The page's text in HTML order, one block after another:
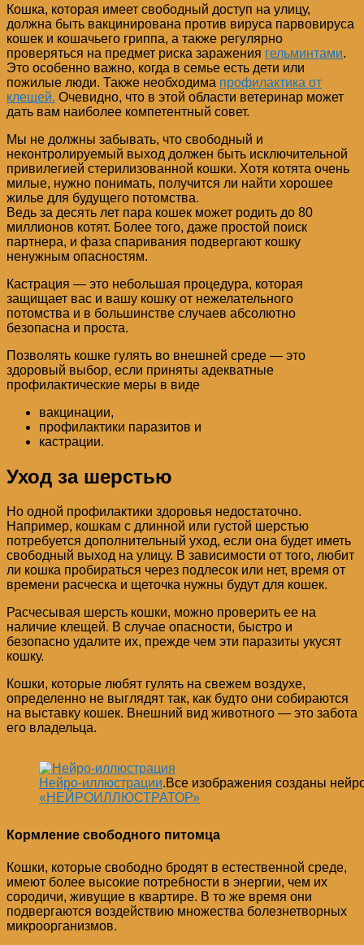
Кошка, которая имеет свободный доступ на улицу,
должна быть вакцинирована против вируса парвовируса
кошек и кошачьего гриппа, а также регулярно
проверяться на предмет риска заражения гельминтами.
Это особенно важно, когда в семье есть дети или
пожилые люди. Также необходима профилактика от
клещей. Очевидно, что в этой области ветеринар может
дать вам наиболее компетентный совет.
Мы не должны забывать, что свободный и
неконтролируемый выход должен быть исключительной
привилегией стерилизованной кошки. Хотя котята очень
милые, нужно понимать, получится ли найти хорошее
жилье для будущего потомства.
Ведь за десять лет пара кошек может родить до 80
миллионов котят. Более того, даже простой поиск
партнера, и фаза спаривания подвергают кошку
ненужным опасностям.
Кастрация — это небольшая процедура, которая
защищает вас и вашу кошку от нежелательного
потомства и в большинстве случаев абсолютно
безопасна и проста.
Позволять кошке гулять во внешней среде — это
здоровый выбор, если приняты адекватные
профилактические меры в виде
вакцинации,
профилактики паразитов и
кастрации.
Уход за шерстью
Но одной профилактики здоровья недостаточно.
Например, кошкам с длинной или густой шерстью
потребуется дополнительный уход, если она будет иметь
свободный выход на улицу. В зависимости от того, любит
ли кошка пробираться через подлесок или нет, время от
времени расческа и щеточка нужны будут для кошек.
Расчесывая шерсть кошки, можно проверить ее на
наличие клещей. В случае опасности, быстро и
безопасно удалите их, прежде чем эти паразиты укусят
кошку.
Кошки, которые любят гулять на свежем воздухе,
определенно не выглядят так, как будто они собираются
на выставку кошек. Внешний вид животного — это забота
его владельца.
Нейро-иллюстрации.Все изображения созданы
«НЕЙРОИЛЛЮСТРАТОР»
Кормление свободного питомца
Кошки, которые свободно бродят в естественной среде,
имеют более высокие потребности в энергии, чем их
сородичи, живущие в квартире. В то же время они
подвергаются воздействию множества болезнетворных
микроорганизмов.